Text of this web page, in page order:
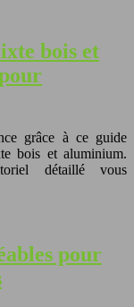
bois et
grâce à ce guide
bois et aluminium.
détaillé vous
pour